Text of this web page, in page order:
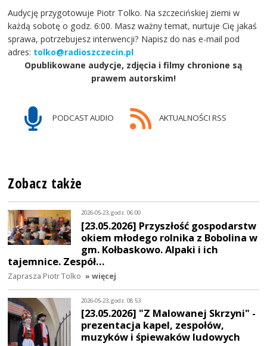
Audycję przygotowuje Piotr Tolko. Na szczecińskiej ziemi w
każdą sobotę o godz. 6:00. Masz ważny temat, nurtuje Cię jakaś
sprawa, potrzebujesz interwencji? Napisz do nas e-mail pod
adres: tolko@radioszczecin.pl
Opublikowane audycje, zdjęcia i filmy chronione są
prawem autorskim!
PODCAST AUDIO AKTUALNOŚCI RSS
Zobacz także
2026-05-23, godz. 06:00
[23.05.2026] Przyszłość gospodarstw
okiem młodego rolnika z Bobolina w
gm. Kołbaskowo. Alpaki i ich
tajemnice. Zespół…
Zaprasza Piotr Tolko » więcej
2026-05-23, godz. 08:53
[23.05.2026] "Z Malowanej Skrzyni" -
prezentacja kapel, zespołów,
muzyków i śpiewaków ludowych